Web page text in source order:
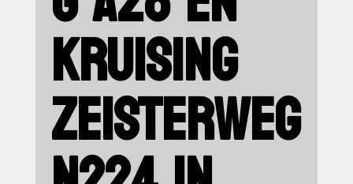
KRUISING
ZEISTERWEG